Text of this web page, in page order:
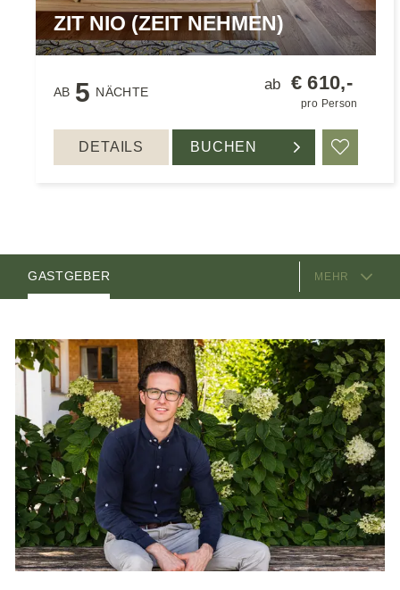
ZIT NIO (ZEIT NEHMEN)
AB 5 NÄCHTE ab € 610,-
pro Person
DETAILS BUCHEN
MEHR
AUSSTATTUNG
ZIMMER
ANGEBOTE
GASTGEBER